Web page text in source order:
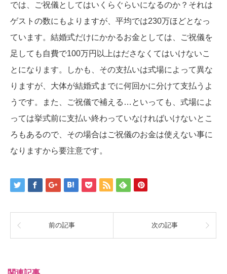
では、ご祝儀としてはいくらぐらいになるのか？それは
ゲストの数にもよりますが、平均では230万ほどとなっ
ています。結婚式だけにかかるお金としては、ご祝儀を
足しても自費で100万円以上はださなくてはいけないこ
とになります。しかも、その支払いは式場によって異な
りますが、大体が結婚式までに何回かに分けて支払うよ
うです。また、ご祝儀で補える…といっても、式場によ
っては挙式前に支払い終わっていなければいけないとこ
ろもあるので、その場合はご祝儀のお金は使えない事に
なりますから要注意です。
前の記事 次の記事